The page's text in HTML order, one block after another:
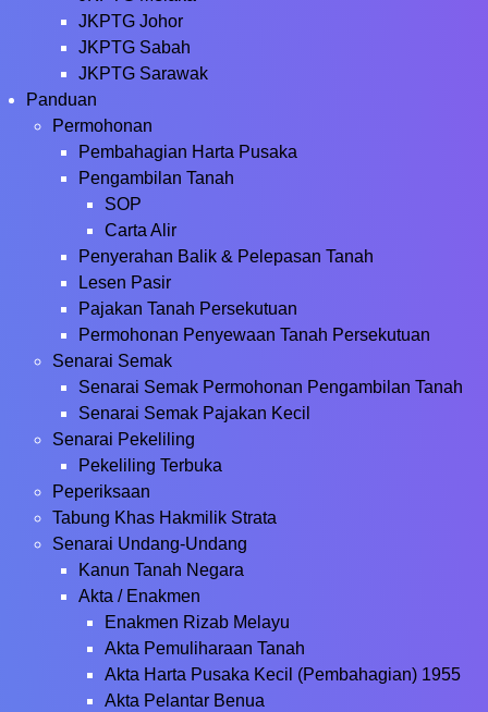
JKPTG Johor
JKPTG Sabah
JKPTG Sarawak
Panduan
Permohonan
Pembahagian Harta Pusaka
Pengambilan Tanah
SOP
Carta Alir
Penyerahan Balik & Pelepasan Tanah
Lesen Pasir
Pajakan Tanah Persekutuan
Permohonan Penyewaan Tanah Persekutuan
Senarai Semak
Senarai Semak Permohonan Pengambilan Tanah
Senarai Semak Pajakan Kecil
Senarai Pekeliling
Pekeliling Terbuka
Peperiksaan
Tabung Khas Hakmilik Strata
Senarai Undang-Undang
Kanun Tanah Negara
Akta / Enakmen
Enakmen Rizab Melayu
Akta Pemuliharaan Tanah
Akta Harta Pusaka Kecil (Pembahagian) 1955
Akta Pelantar Benua